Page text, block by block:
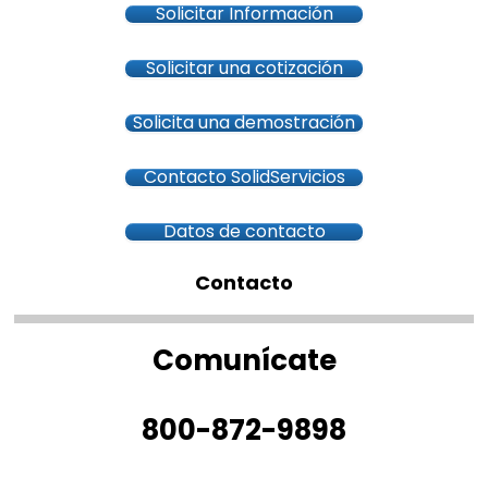
Solicitar Información
Solicitar una cotización
Solicita una demostración
Contacto SolidServicios
Datos de contacto
Contacto
Comunícate
800-872-9898